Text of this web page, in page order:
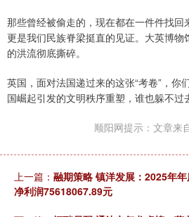
那些曾经被偷走的，现在都在一件件找回
更是我们民族脊梁挺直的见证。大英博物
的洪流彻底撕碎。
英国，面对法国递过来的这张“考卷”，你
国崛起引发的文明秩序重塑，谁也躲不过
顺阳网提示：文章来
上一篇： 融期策略 镇洋发展：2025年
净利润75618067.89元